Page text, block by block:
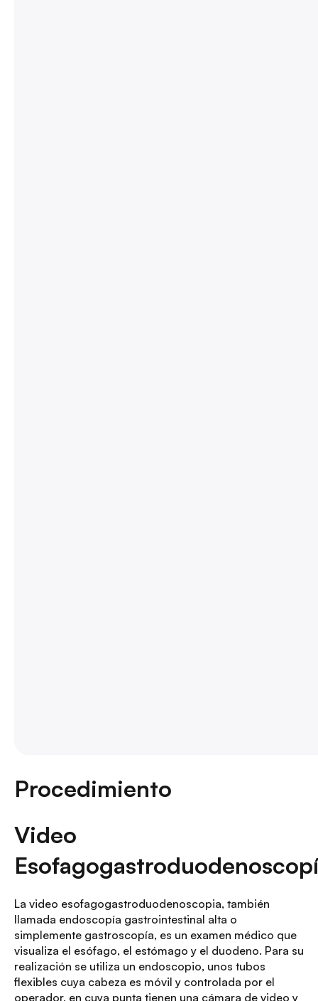
Procedimiento
Video
La video esofagogastroduodenoscopia, también
llamada endoscopía gastrointestinal alta o
simplemente gastroscopía, es un examen médico que
visualiza el esófago, el estómago y el duodeno. Para su
realización se utiliza un endoscopio, unos tubos
flexibles cuya cabeza es móvil y controlada por el
operador, en cuya punta tienen una cámara de video y